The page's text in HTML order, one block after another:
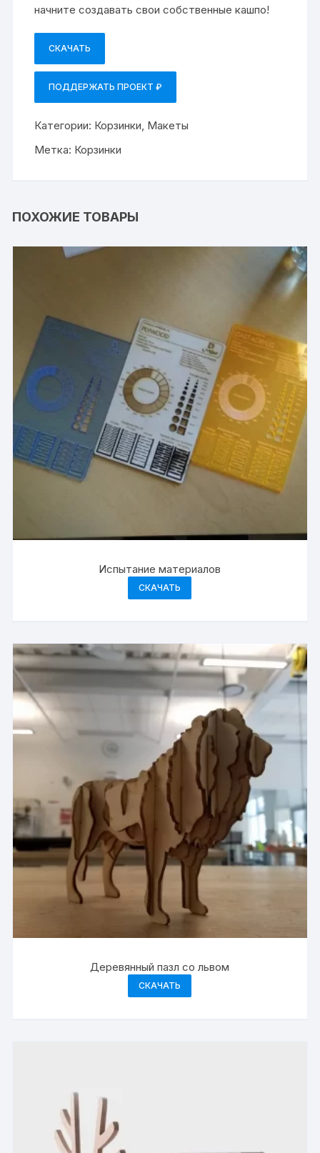
начните создавать свои собственные кашпо!
СКАЧАТЬ
ПОДДЕРЖАТЬ ПРОЕКТ ₽
Категории: Корзинки Макеты
Метка: Корзинки
ПОХОЖИЕ ТОВАРЫ
Испытание материалов
СКАЧАТЬ
Деревянный пазл со львом
СКАЧАТЬ